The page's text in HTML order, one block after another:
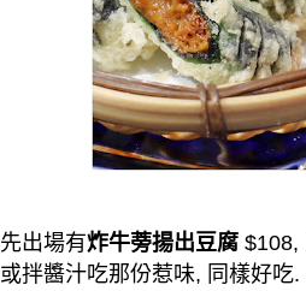
先出場有炸牛蒡揚出豆腐 $108,
或拌醬汁吃那份惹味, 同樣好吃.